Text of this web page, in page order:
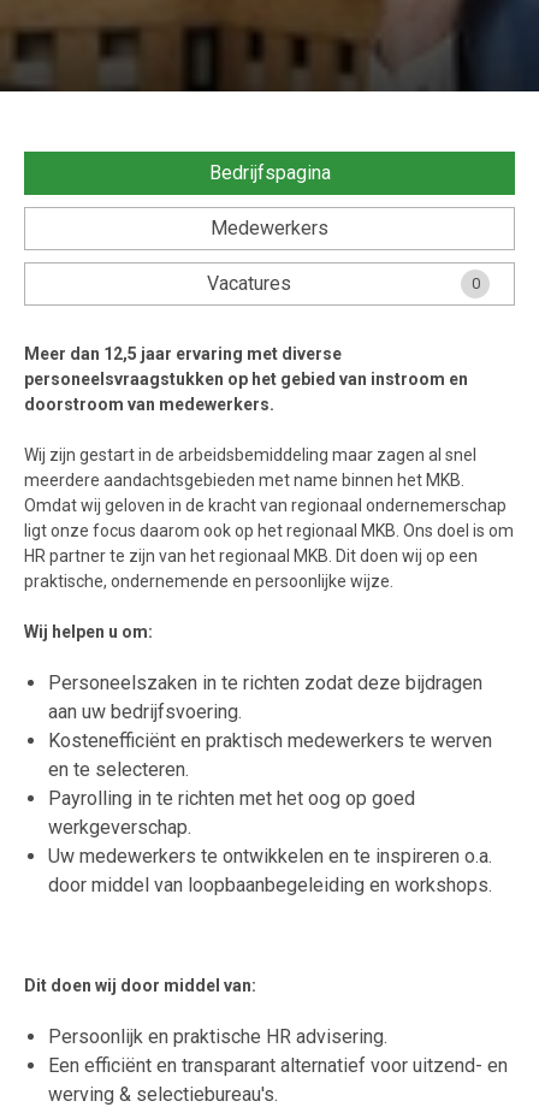
Veel gestelde vragen....
Voorwaarden & Privacy
Bedrijfspagina
Medewerkers
Vacatures 0
Meer dan 12,5 jaar ervaring met diverse
personeelsvraagstukken op het gebied van instroom en
doorstroom van medewerkers.
Wij zijn gestart in de arbeidsbemiddeling maar zagen al snel
meerdere aandachtsgebieden met name binnen het MKB.
Omdat wij geloven in de kracht van regionaal ondernemerschap
ligt onze focus daarom ook op het regionaal MKB. Ons doel is om
HR partner te zijn van het regionaal MKB. Dit doen wij op een
praktische, ondernemende en persoonlijke wijze.
Wij helpen u om:
Personeelszaken in te richten zodat deze bijdragen
aan uw bedrijfsvoering.
Kostenefficiënt en praktisch medewerkers te werven
en te selecteren.
Payrolling in te richten met het oog op goed
werkgeverschap.
Uw medewerkers te ontwikkelen en te inspireren o.a.
door middel van loopbaanbegeleiding en workshops.
Dit doen wij door middel van:
Persoonlijk en praktische HR advisering.
Een efficiënt en transparant alternatief voor uitzend- en
werving & selectiebureau's.